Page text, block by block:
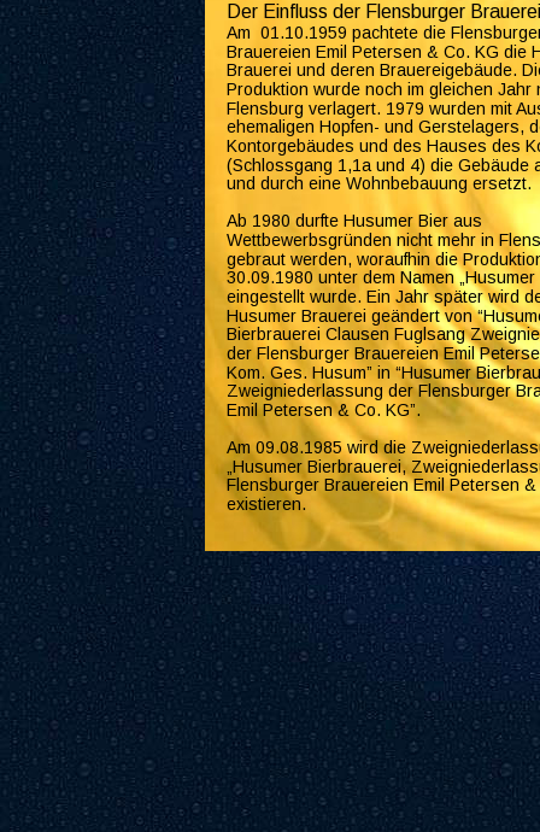
Der Einfluss der Flensburger
Am  01.10.1959 pachtete die
Brauereien Emil Petersen & Co. KG die
Brauerei und deren Brauereigebäude.
Produktion wurde noch im gleichen Jahr
Flensburg verlagert. 1979 wurden mit
ehemaligen Hopfen- und Gerstelagers,
Kontorgebäudes und des Hauses des
(Schlossgang 1,1a und 4) die Gebäude
und durch eine Wohnbebauung ersetzt.
Ab 1980 durfte Husumer Bier aus
Wettbewerbsgründen nicht mehr in
gebraut werden, woraufhin die
30.09.1980 unter dem Namen
eingestellt wurde. Ein Jahr später wird
Husumer Brauerei geändert von
Bierbrauerei Clausen Fuglsang
der Flensburger Brauereien Emil
Kom. Ges. Husum” in “Husumer
Zweigniederlassung der Flensburger
Emil Petersen & Co. KG”.
Am 09.08.1985 wird die
„Husumer Bierbrauerei,
Flensburger Brauereien Emil Petersen
existieren.